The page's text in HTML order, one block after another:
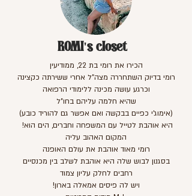
ROMI's closet
הכירו את רומי בת 22, ממודיעין
רומי בדיוק השתחררה מצה"ל אחרי ששירתה כקצינה
וכרגע עושה מכינה ללימודי הרפואה
שהיא חלמה עליהם בחו"ל
(אימוג'י כפיים בבקשה ואם אפשר גם להוריד כובע)
!היא אוהבת לטייל עם המשפחה וחברים, הים הוא
המקום האהוב עליה
רומי מאוד אוהבת את עולם האופנה
בסגנון לבוש שלה היא אוהבת לשלב בין מכנסיים
רחבים לחלק עליון צמוד
!ויש לה פיסים אמאלה בארון